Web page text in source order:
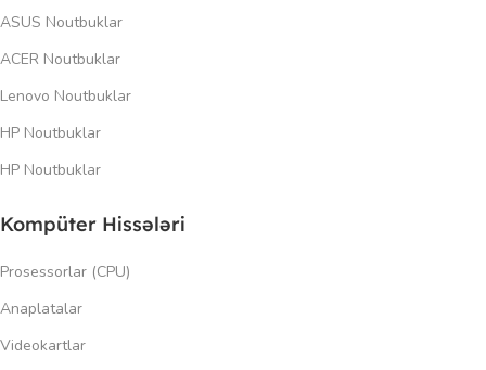
ASUS Noutbuklar
ACER Noutbuklar
Lenovo Noutbuklar
HP Noutbuklar
HP Noutbuklar
Kompüter Hissələri
Prosessorlar (CPU)
Anaplatalar
Videokartlar